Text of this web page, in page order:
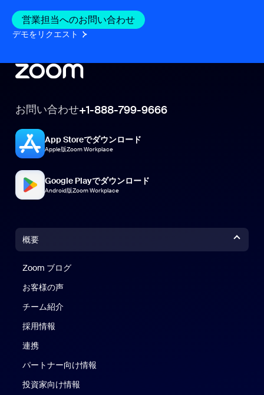
営業担当へのお問い合わせ 営業担当へのお問い合わせ
デモをリクエスト デモをリクエスト
お問い合わせ+1-888-799-9666
App Storeでダウンロード
Apple版Zoom Workplace
Google Playでダウンロード
Android版Zoom Workplace
概要
Zoom ブログ
お客様の声
チーム紹介
採用情報
連携
パートナー向け情報
投資家向け情報